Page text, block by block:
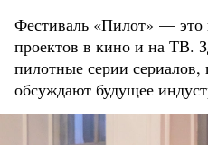
Фестиваль «Пилот» —
проектов в кино и на ТВ.
пилотные серии сериалов,
обсуждают будущее